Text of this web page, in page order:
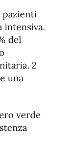
intensiva.
del
2
una
verde